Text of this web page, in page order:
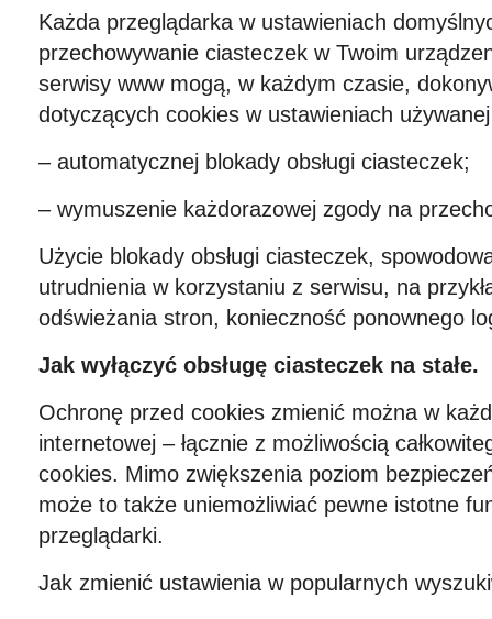
Każda przeglądarka w ustawieniach
przechowywanie ciasteczek w Twoim
serwisy www mogą, w każdym czasie,
dotyczących cookies w ustawieniach
– automatycznej blokady obsługi ciasteczek;
– wymuszenie każdorazowej zgody na
Użycie blokady obsługi ciasteczek,
utrudnienia w korzystaniu z serwisu, na
odświeżania stron, konieczność ponownego
Jak wyłączyć obsługę ciasteczek na stałe.
Ochronę przed cookies zmienić można w
internetowej – łącznie z możliwością
cookies. Mimo zwiększenia poziom
może to także uniemożliwiać pewne istotne
przeglądarki.
Jak zmienić ustawienia w popularnych